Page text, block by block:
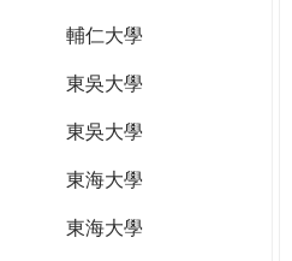
輔仁大學
東吳大學
東吳大學
東海大學
東海大學